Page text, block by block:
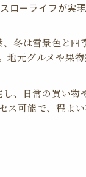
ーライフが実現
冬は雪景色と四
地元グルメや果
、日常の買い物
ス可能で、程よ